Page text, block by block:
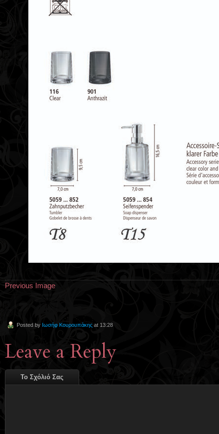
Previous Image
Posted by Ιωσήφ Κουρουπάκης at 13:28
Leave a Reply
Το Σχόλιό Σας